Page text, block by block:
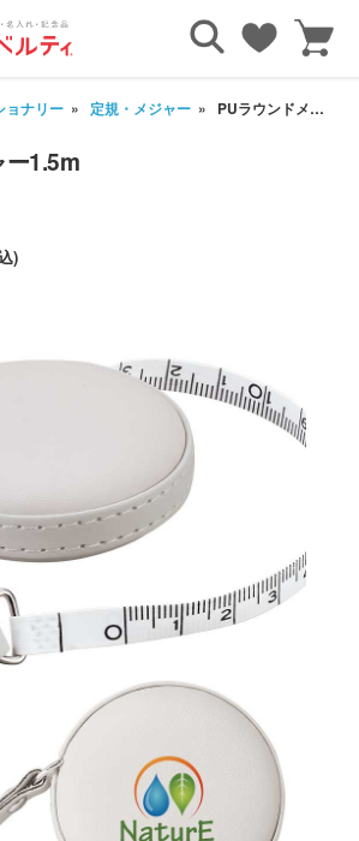
ョナリー 定規・メジャー PUラウンドメジャー1.5m
ー1.5m
)